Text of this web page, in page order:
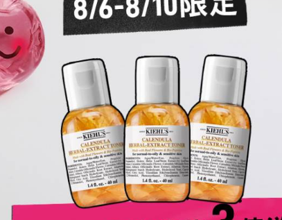
氣！
只有一種容量
250ML
NT$1,050
LOADING ...